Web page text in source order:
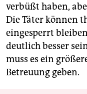
verbüßt haben,
Die Täter können
eingesperrt
deutlich besser
muss es ein
Betreuung geben.